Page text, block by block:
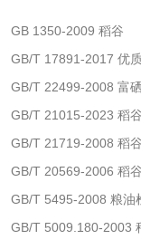
GB 1350-2009 稻谷
GB/T 17891-2017 优
GB/T 22499-2008 富
GB/T 21015-2023 稻
GB/T 21719-2008 稻
GB/T 20569-2006 稻
GB/T 5495-2008 粮油
GB/T 5009.180-2003